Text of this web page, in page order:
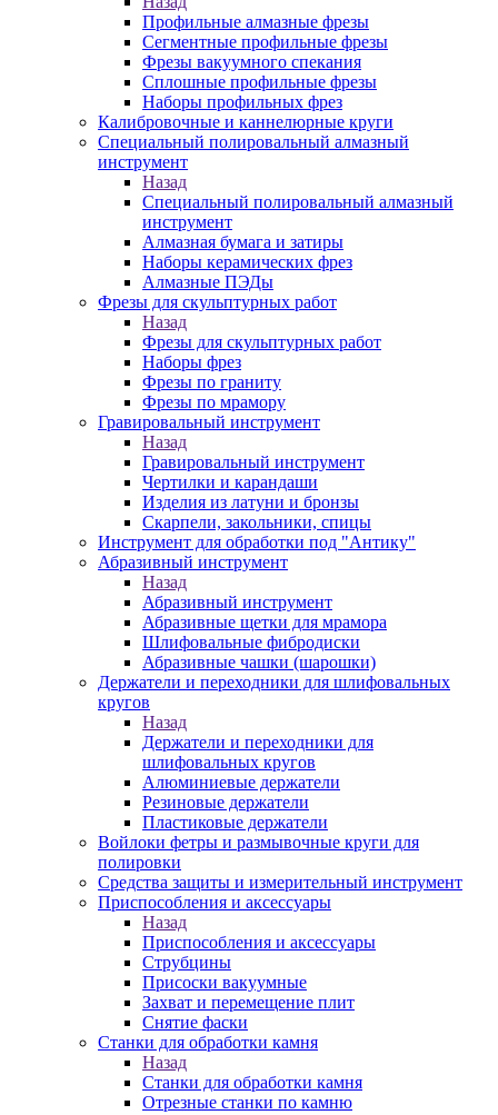
Профильные алмазные фрезы
Сегментные профильные фрезы
Фрезы вакуумного спекания
Сплошные профильные фрезы
Наборы профильных фрез
Калибровочные и каннелюрные круги
Специальный полировальный алмазный
инструмент
Назад
Специальный полировальный алмазный
инструмент
Алмазная бумага и затиры
Наборы керамических фрез
Алмазные ПЭДы
Фрезы для скульптурных работ
Назад
Фрезы для скульптурных работ
Наборы фрез
Фрезы по граниту
Фрезы по мрамору
Гравировальный инструмент
Назад
Гравировальный инструмент
Чертилки и карандаши
Изделия из латуни и бронзы
Скарпели, закольники, спицы
Инструмент для обработки под "Антику"
Абразивный инструмент
Назад
Абразивный инструмент
Абразивные щетки для мрамора
Шлифовальные фибродиски
Абразивные чашки (шарошки)
Держатели и переходники для шлифовальных
кругов
Назад
Держатели и переходники для
шлифовальных кругов
Алюминиевые держатели
Резиновые держатели
Пластиковые держатели
Войлоки фетры и размывочные круги для
полировки
Средства защиты и измерительный инструмент
Приспособления и аксессуары
Назад
Приспособления и аксессуары
Струбцины
Присоски вакуумные
Захват и перемещение плит
Снятие фаски
Станки для обработки камня
Назад
Станки для обработки камня
Отрезные станки по камню